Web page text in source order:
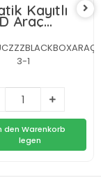
Kayıtlı
Araç
–
Kayıt ve
Algılama
3-1
den Warenkorb
legen